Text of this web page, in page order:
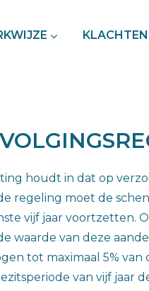
houdt in dat op
regeling moet de
vijf jaar voortzetten.
waarde van deze
tot maximaal 5%
van vijf jaar